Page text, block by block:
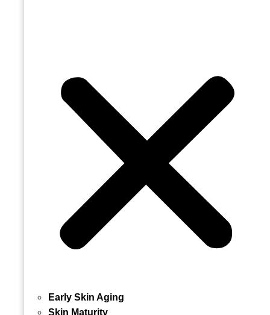
Early Skin Aging
Skin Maturity